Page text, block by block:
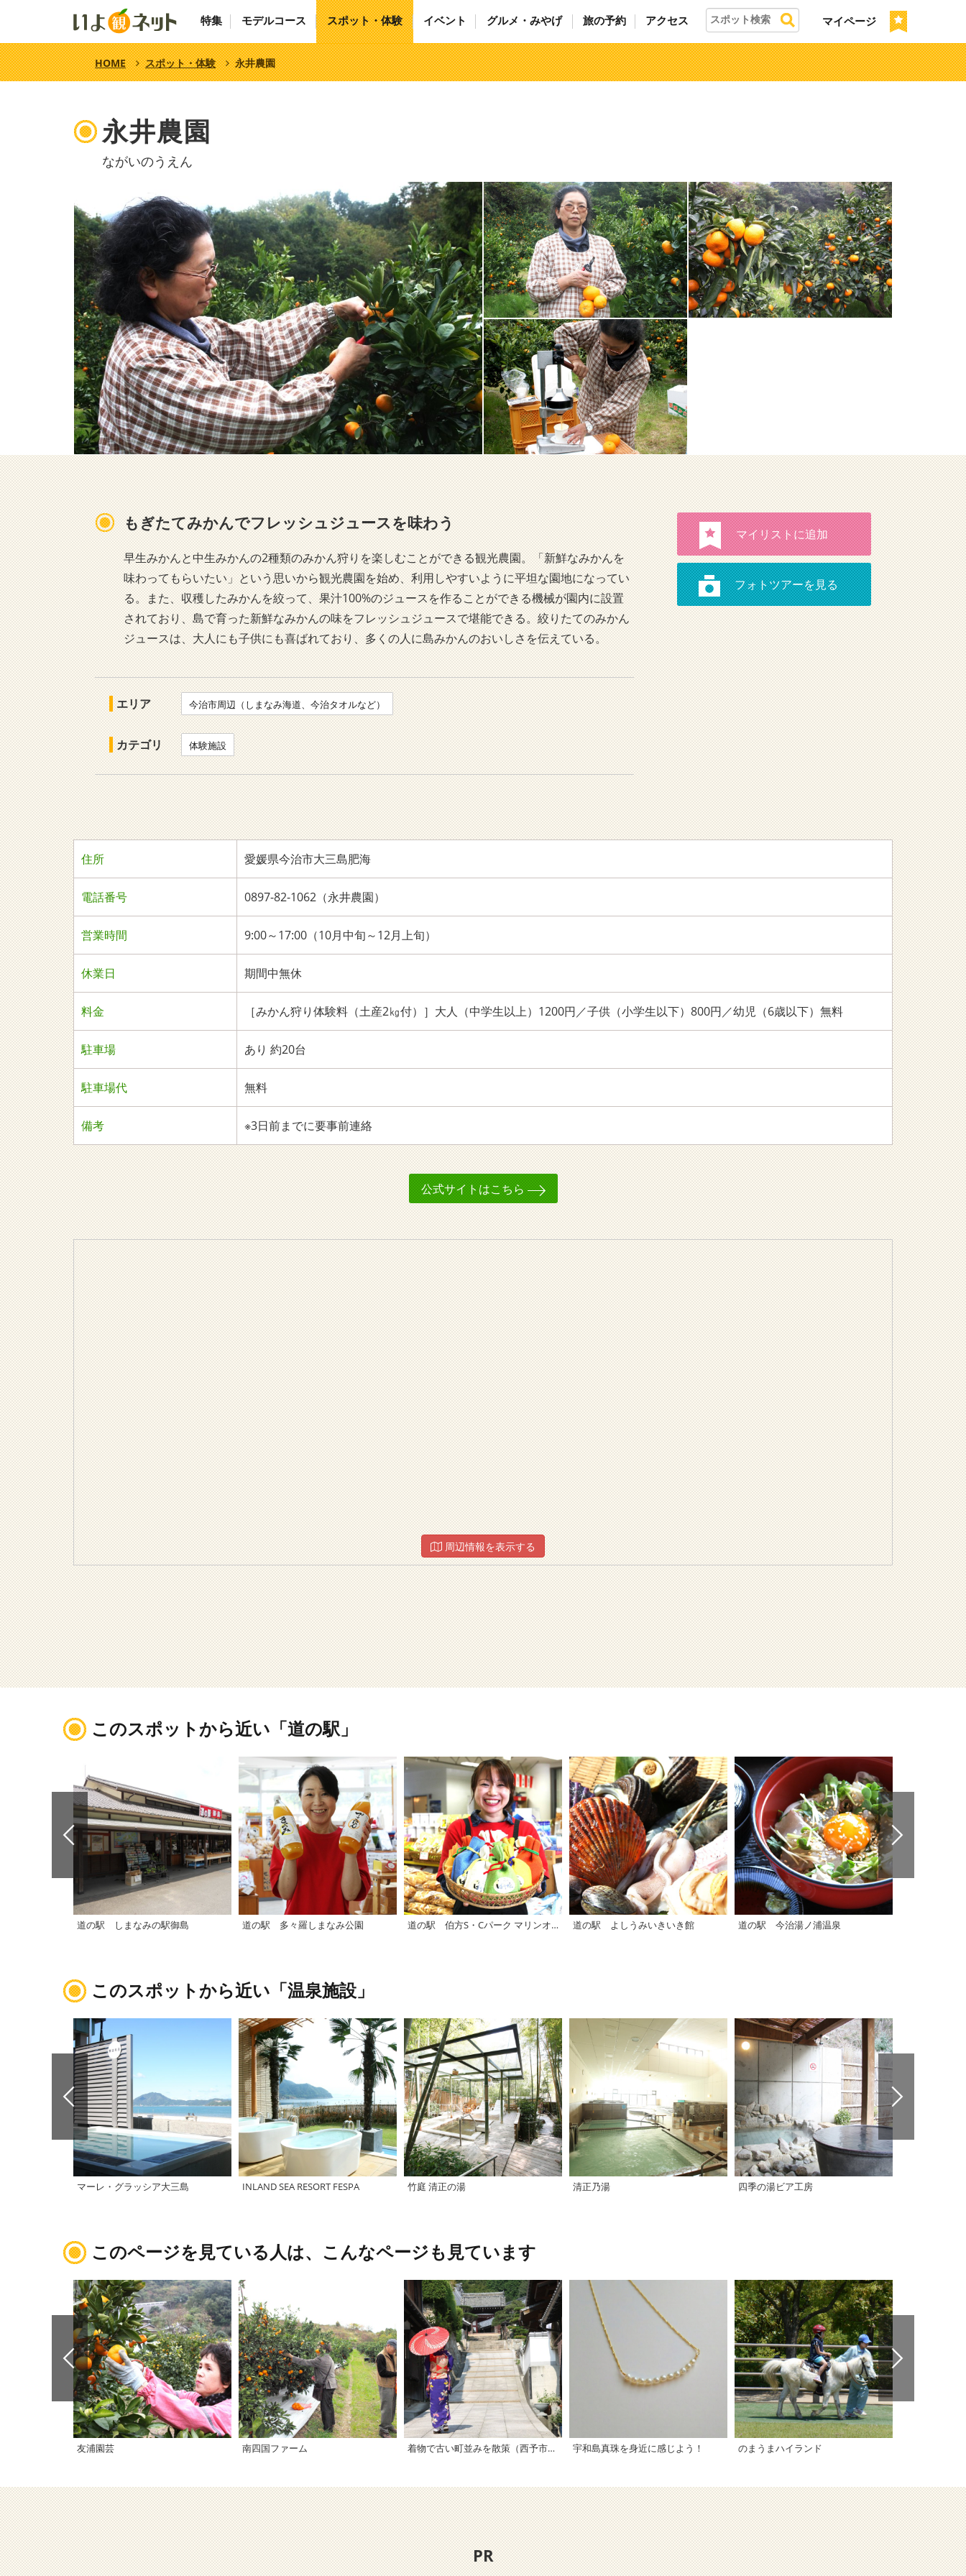
マイページ
特集 モデルコース スポット・体験 イベント グルメ・みやげ 旅の予約 アクセス
HOME スポット・体験 永井農園
永井農園
ながいのうえん
もぎたてみかんでフレッシュジュースを味わう
早生みかんと中生みかんの2種類のみかん狩りを楽しむことができる観光農園。「新鮮なみかんを
味わってもらいたい」という思いから観光農園を始め、利用しやすいように平坦な園地になってい
る。また、収穫したみかんを絞って、果汁100%のジュースを作ることができる機械が園内に設置
されており、島で育った新鮮なみかんの味をフレッシュジュースで堪能できる。絞りたてのみかん
ジュースは、大人にも子供にも喜ばれており、多くの人に島みかんのおいしさを伝えている。
エリア 今治市周辺（しまなみ海道、今治タオルなど）
カテゴリ 体験施設
住所 愛媛県今治市大三島肥海
電話番号 0897-82-1062（永井農園）
営業時間 9:00～17:00（10月中旬～12月上旬）
休業日 期間中無休
料金 ［みかん狩り体験料（土産2㎏付）］大人（中学生以上）1200円／子供（小学生以下）800円／幼児（6歳以下）無料
駐車場 あり 約20台
駐車場代 無料
備考 ※3日前までに要事前連絡
公式サイトはこちら
周辺情報を表示する
このスポットから近い「道の駅」
道の駅 しまなみの駅御島 道の駅 多々羅しまなみ公園 道の駅 伯方S・Cパーク マリンオアシスはかた 道の駅 よしうみいきいき館 道の駅 今治湯ノ浦温泉
このスポットから近い「温泉施設」
マーレ・グラッシア大三島 INLAND SEA RESORT FESPA 竹庭 清正の湯 清正乃湯 四季の湯ビア工房
このページを見ている人は、こんなページも見ています
友浦園芸 南四国ファーム 着物で古い町並みを散策（西予市卯之町） 宇和島真珠を身近に感じよう！ のまうまハイランド
PR